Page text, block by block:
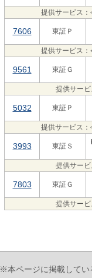
提供サービス
7606 東証Ｐ
提供サービス
9561 東証Ｇ
提供サー
5032 東証Ｐ
提供サービス
3993 東証Ｓ
提供サー
7803 東証Ｇ
提供サー
※本ページに掲載してい